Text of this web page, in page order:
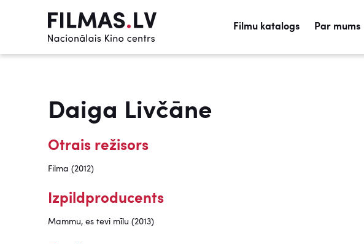
Filmu katalogs Par mums
Daiga Livčāne
Otrais režisors
Filma (2012)
Izpildproducents
Mammu, es tevi mīlu (2013)